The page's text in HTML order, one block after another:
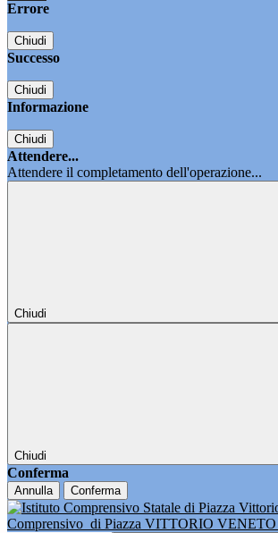
Errore
Chiudi
Successo
Chiudi
Informazione
Chiudi
Attendere...
Attendere il completamento dell'operazione...
Chiudi
Chiudi
Conferma
Annulla Conferma
Comprensivo di Piazza VITTORIO VENETO